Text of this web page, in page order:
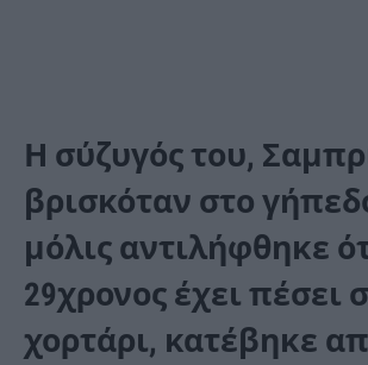
Η σύζυγός του,
βρισκόταν στο
μόλις αντιλήφθηκε
29χρονος έχει πέσει
χορτάρι, κατέβηκε